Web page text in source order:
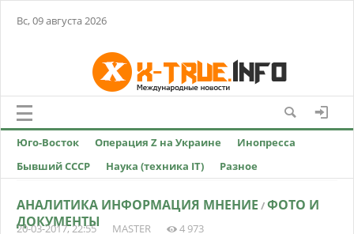
Вс, 09 августа 2026
Юго-Восток Операция Z на Украине
Инопресса
Бывший СССР
Наука (техника IT) Разное
АНАЛИТИКА ИНФОРМАЦИЯ МНЕНИЕ /ФОТО И
ДОКУМЕНТЫ
20-03-2017, 22:55 MASTER
4 973